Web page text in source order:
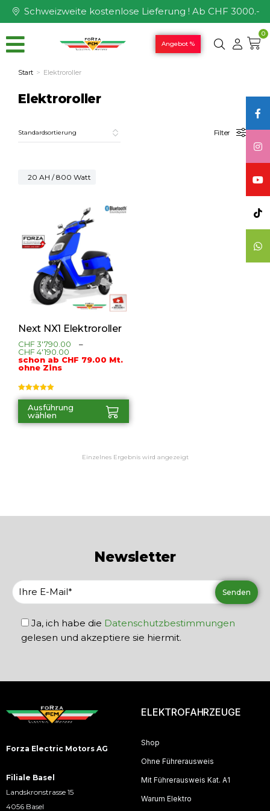
Schweizweite kostenlose Lieferung ! Ab CHF 3000.-
Angebot %
0
Sie befinden sich hier:
Start Elektroroller
Elektroroller
Filter
20 AH / 800 Watt
Next NX1 Elektroroller
CHF3'790.00
–
CHF4'190.00
schon ab CHF 79.00 Mt.
ohne Zins
Bewertet mit
5.00von 5
Ausführung
wählen
Einzelnes Ergebnis wird angezeigt
Newsletter
Ja, ich habe die Datenschutzbestimmungen
gelesen und akzeptiere sie hiermit.
Forza Electric Motors AG
Filiale Basel
Landskronstrasse 15
4056 Basel
ELEKTROFAHRZEUGE
Shop
Ohne Führerausweis
Mit Führerausweis Kat. A1
Warum Elektro